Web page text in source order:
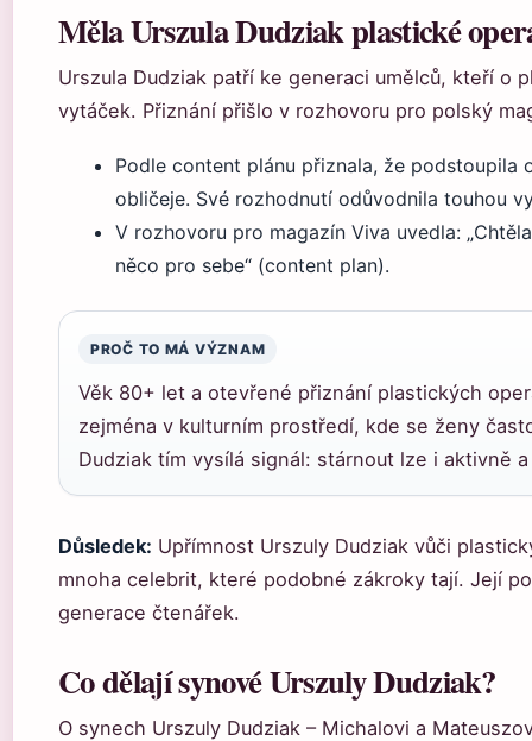
Měla Urszula Dudziak plastické
Urszula Dudziak patří ke generaci umělců, kteří o
vytáček. Přiznání přišlo v rozhovoru pro polský
Podle content plánu přiznala, že podstoupila
obličeje. Své rozhodnutí odůvodnila touhou
V rozhovoru pro magazín Viva uvedla:
něco pro sebe“ (content plan).
PROČ TO MÁ VÝZNAM
Věk 80+ let a otevřené přiznání plastických
zejména v kulturním prostředí, kde se ženy
Dudziak tím vysílá signál: stárnout lze i aktivně
Důsledek: Upřímnost Urszuly Dudziak vůči
mnoha celebrit, které podobné zákroky tají. Její
generace čtenářek.
Co dělají synové Urszuly Dudziak?
O synech Urszuly Dudziak – Michalovi a